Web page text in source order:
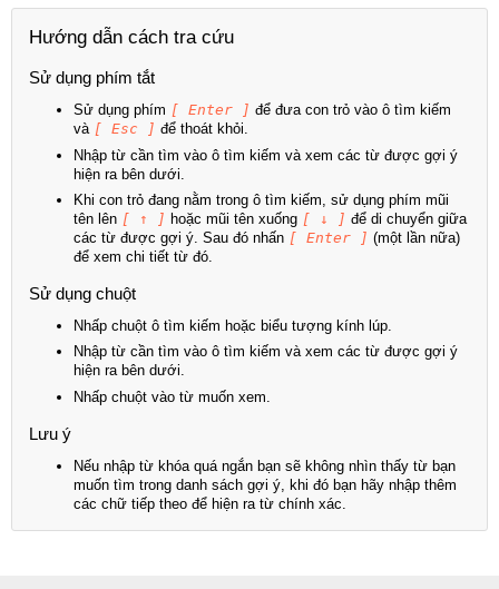
Hướng dẫn cách tra cứu
Sử dụng phím tắt
Sử dụng phím [ Enter ] để đưa con trỏ vào ô tìm kiếm
và [ Esc ] để thoát khỏi.
Nhập từ cần tìm vào ô tìm kiếm và xem các từ được gợi ý
hiện ra bên dưới.
Khi con trỏ đang nằm trong ô tìm kiếm, sử dụng phím mũi
tên lên [ ↑ ] hoặc mũi tên xuống [ ↓ ] để di chuyển giữa
các từ được gợi ý. Sau đó nhấn [ Enter ] (một lần nữa)
để xem chi tiết từ đó.
Sử dụng chuột
Nhấp chuột ô tìm kiếm hoặc biểu tượng kính lúp.
Nhập từ cần tìm vào ô tìm kiếm và xem các từ được gợi ý
hiện ra bên dưới.
Nhấp chuột vào từ muốn xem.
Lưu ý
Nếu nhập từ khóa quá ngắn bạn sẽ không nhìn thấy từ bạn
muốn tìm trong danh sách gợi ý, khi đó bạn hãy nhập thêm
các chữ tiếp theo để hiện ra từ chính xác.